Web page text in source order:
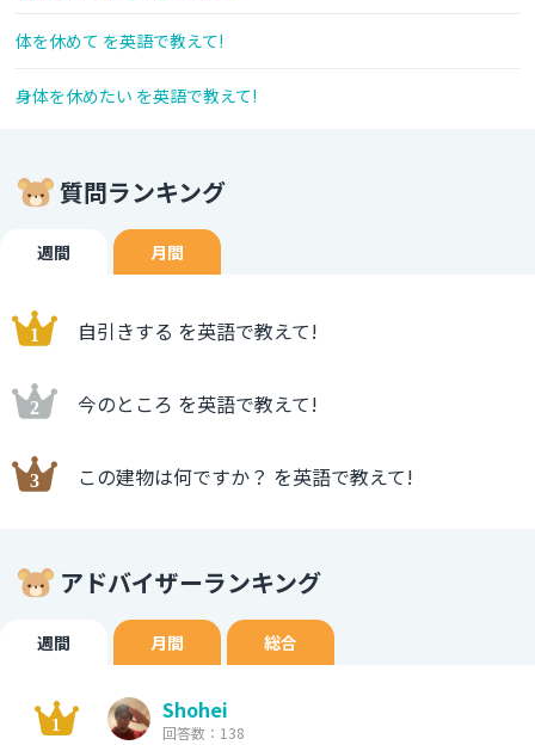
体を休めて を英語で教えて!
身体を休めたい を英語で教えて!
質問ランキング
週間 月間
自引きする を英語で教えて!
今のところ を英語で教えて!
この建物は何ですか？ を英語で教えて!
アドバイザーランキング
週間 月間 総合
Shohei
回答数：138